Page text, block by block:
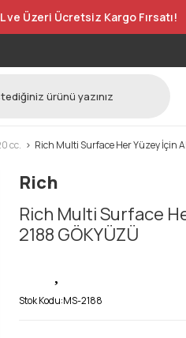
ve Üzeri Ücretsiz Kargo Fırsatı!
cc. Rich Multi Surface Her Yüzey İçin
Rich
Rich Multi Surface
2188 GÖKYÜZÜ
Stok Kodu:MS-2188